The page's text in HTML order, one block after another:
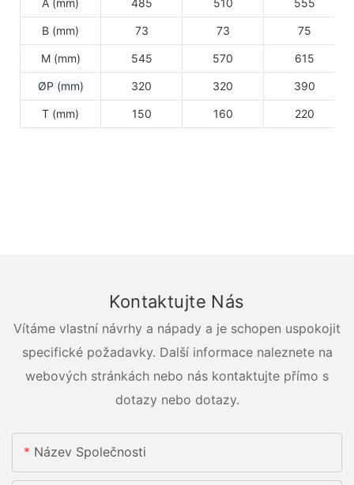
B (mm) 73 73 75
M (mm) 545 570 615
ØP (mm) 320 320 390
T (mm) 150 160 220
Kontaktujte Nás
Vítáme vlastní návrhy a nápady a je schopen uspokojit
specifické požadavky. Další informace naleznete na
webových stránkách nebo nás kontaktujte přímo s
dotazy nebo dotazy.
Název Společnosti